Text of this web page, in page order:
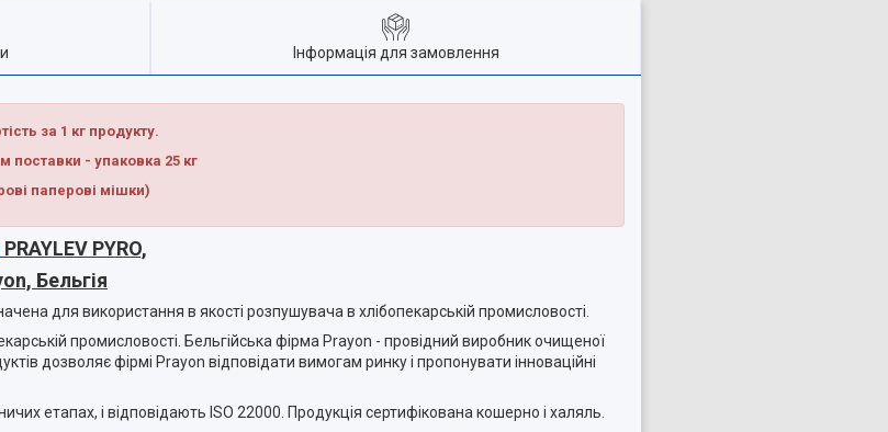
Інформація для замовлення
за 1 кг продукту.
поставки - упаковка 25 кг
паперові мішки)
PRAYLEV PYRO,
Бельгія
для використання в якості розпушувача в хлібопекарській промисловості.
промисловості. Бельгійська фірма Prayon - провідний виробник очищеної
дозволяє фірмі Prayon відповідати вимогам ринку і пропонувати інноваційні
етапах, і відповідають ISO 22000. Продукція сертифікована кошерно і халяль.